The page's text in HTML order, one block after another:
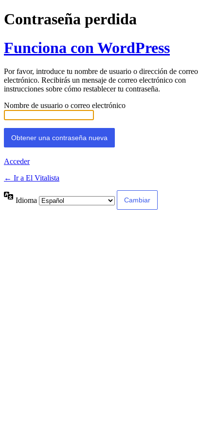
Contraseña perdida
Funciona con WordPress
Por favor, introduce tu nombre de usuario o dirección de correo
electrónico. Recibirás un mensaje de correo electrónico con
instrucciones sobre cómo restablecer tu contraseña.
Nombre de usuario o correo electrónico
Acceder
← Ir a El Vitalista
Idioma